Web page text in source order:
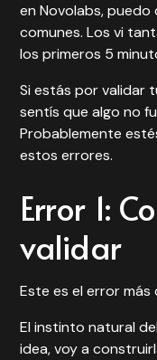
en Novolabs,
comunes. Los vi
los primeros 5
Si estás por validar
sentís que algo no
Probablemente
estos errores.
Error 1:
validar
Este es el error
El instinto natural
idea, voy a